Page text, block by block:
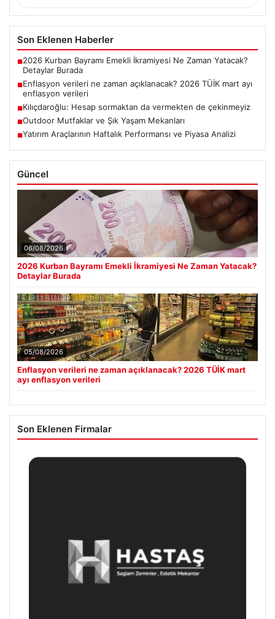
Son Eklenen Haberler
■2026 Kurban Bayramı Emekli İkramiyesi Ne Zaman Yatacak?
Detaylar Burada
■Enflasyon verileri ne zaman açıklanacak? 2026 TÜİK mart ayı
enflasyon verileri
■Kılıçdaroğlu: Hesap sormaktan da vermekten de çekinmeyiz
■Outdoor Mutfaklar ve Şık Yaşam Mekanları
■Yatırım Araçlarının Haftalık Performansı ve Piyasa Analizi
Güncel
06/08/2026
2026 Kurban Bayramı Emekli İkramiyesi Ne Zaman Yatacak?
Detaylar Burada
05/08/2026
Enflasyon verileri ne zaman açıklanacak? 2026 TÜİK mart
ayı enflasyon verileri
Son Eklenen Firmalar